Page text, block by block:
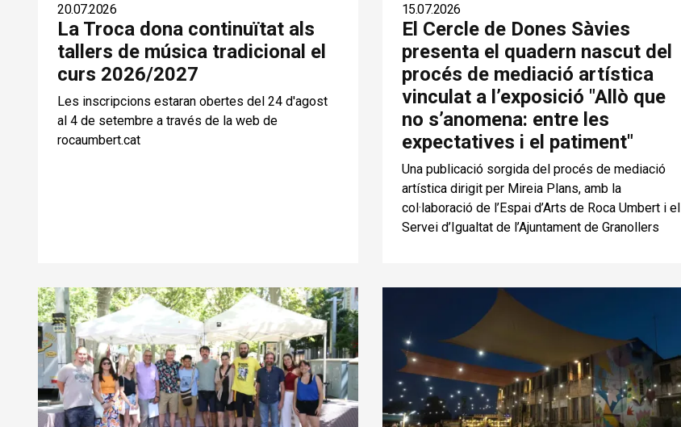
20.07.2026
La Troca dona continuïtat als
tallers de música tradicional el
curs 2026/2027
Les inscripcions estaran obertes del 24 d'agost
al 4 de setembre a través de la web de
rocaumbert.cat
15.07.2026
El Cercle de Dones Sàvies
presenta el quadern nascut del
procés de mediació artística
vinculat a l’exposició "Allò que
no s’anomena: entre les
expectatives i el patiment"
Una publicació sorgida del procés de mediació
artística dirigit per Mireia Plans, amb la
col·laboració de l’Espai d’Arts de Roca Umbert i el
Servei d’Igualtat de l’Ajuntament de Granollers